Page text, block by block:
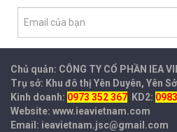
Chủ quản: CÔNG TY CỔ PHẦN IEA
Trụ sở: Khu đô thị Yên Duyên, Yên
Kinh doanh: 0973 352 367 KD2:
Website: www.ieavietnam.com
Email: ieavietnam.jsc@gmail.com